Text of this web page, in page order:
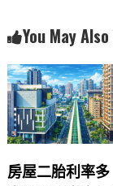
You May
房屋二胎利率多